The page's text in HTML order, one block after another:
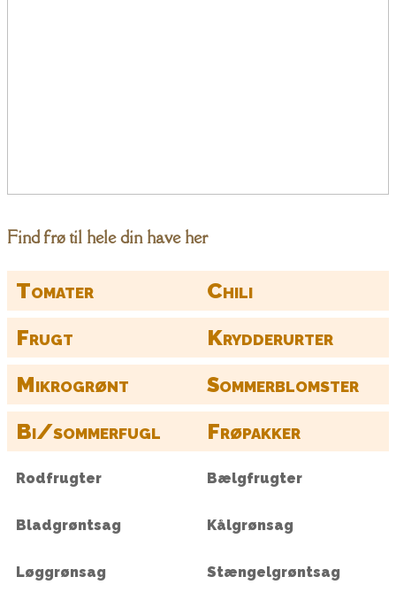
Find frø til hele din have her
Tomater
Chili
Frugt
Krydderurter
Mikrogrønt
Sommerblomster
Bi/sommerfugl
Frøpakker
Rodfrugter Bælgfrugter
Bladgrøntsag Kålgrønsag
Løggrønsag Stængelgrøntsag